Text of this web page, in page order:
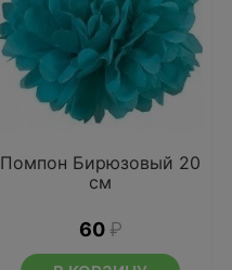
Помпон Бирюзовый 20
см
60 ₽